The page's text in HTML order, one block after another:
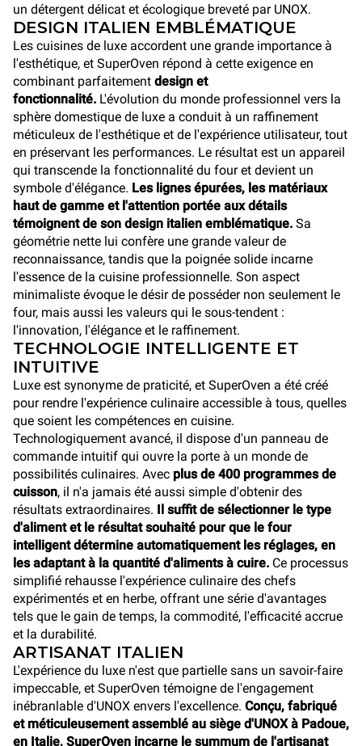
un détergent délicat et écologique breveté par UNOX.
DESIGN ITALIEN EMBLÉMATIQUE
Les cuisines de luxe accordent une grande importance à
l'esthétique, et SuperOven répond à cette exigence en
combinant parfaitement design et
fonctionnalité. L'évolution du monde professionnel vers la
sphère domestique de luxe a conduit à un raffinement
méticuleux de l'esthétique et de l'expérience utilisateur, tout
en préservant les performances. Le résultat est un appareil
qui transcende la fonctionnalité du four et devient un
symbole d'élégance. Les lignes épurées, les matériaux
haut de gamme et l'attention portée aux détails
témoignent de son design italien emblématique. Sa
géométrie nette lui confère une grande valeur de
reconnaissance, tandis que la poignée solide incarne
l'essence de la cuisine professionnelle. Son aspect
minimaliste évoque le désir de posséder non seulement le
four, mais aussi les valeurs qui le sous-tendent :
l'innovation, l'élégance et le raffinement.
TECHNOLOGIE INTELLIGENTE ET
INTUITIVE
Luxe est synonyme de praticité, et SuperOven a été créé
pour rendre l'expérience culinaire accessible à tous, quelles
que soient les compétences en cuisine.
Technologiquement avancé, il dispose d'un panneau de
commande intuitif qui ouvre la porte à un monde de
possibilités culinaires. Avec plus de 400 programmes de
cuisson, il n'a jamais été aussi simple d'obtenir des
résultats extraordinaires. Il suffit de sélectionner le type
d'aliment et le résultat souhaité pour que le four
intelligent détermine automatiquement les réglages, en
les adaptant à la quantité d'aliments à cuire. Ce processus
simplifié rehausse l'expérience culinaire des chefs
expérimentés et en herbe, offrant une série d'avantages
tels que le gain de temps, la commodité, l'efficacité accrue
et la durabilité.
ARTISANAT ITALIEN
L'expérience du luxe n'est que partielle sans un savoir-faire
impeccable, et SuperOven témoigne de l'engagement
inébranlable d'UNOX envers l'excellence. Conçu, fabriqué
et méticuleusement assemblé au siège d'UNOX à Padoue,
en Italie, SuperOven incarne le summum de l'artisanat